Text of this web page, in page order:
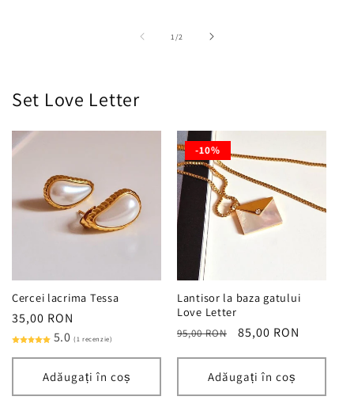
1/din
2
Set Love Letter
Cercei lacrima Tessa
Preț
obișnuit
35,00 RON
5.0 (1 recenzie)
Adăugați în coș
-10%
Lantisor la baza gatului
Love Letter
Preț
95,00 RON
Preț
85,00 RON
Adăugați în coș